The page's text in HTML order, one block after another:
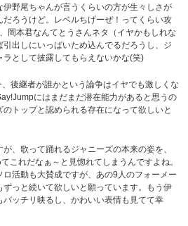
野尾ちゃんが言うくらいの方が生々しさが
ろうけど。レベルちげーぜ！ってくらい攻
岡本君なんてとうさんネタ（イヤかもしれな
引出しにいっぱいため込んでるだろうし、ジ
ラとして披露してもらえないかな(笑)
後継者が誰かという論争はイヤでも激しくな
にはまだまだ潜在能力があると思うの
トップと認められる存在になって欲しいと
、歌って踊れるジャニーズの本来の姿を、
これだなぁ～と見惚れてしまうんですよね。
活動も大賛成ですが、あの9人のフォーメー
ずっと続いて欲しいと願っています。もう伊
ッチリ映るし、かわいい表情も見てて幸